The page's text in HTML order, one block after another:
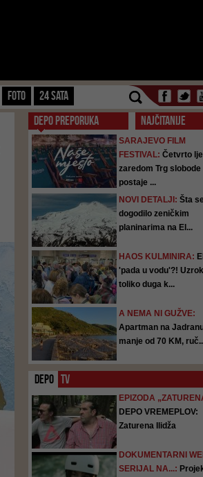
FOTO 24 SATA
DEPO PREPORUKA NAJČITANIJE
SARAJEVO FILM
FESTIVAL: Četvrto
zaredom Trg slobode
postaje ...
NOVI DETALJI: Šta se
dogodilo zeničkim
planinarima na El...
HAOS KULMINIRA:
'pada u vodu'?!
toliko duga k...
A NEMA NI GUŽVE:
Apartman na
manje od 70 KM,
DEPO TV
EPIZODA
DEPO VREMEPLOV:
Zaturena Ilidža
DOKUMENTARNI
SERIJAL NA...: